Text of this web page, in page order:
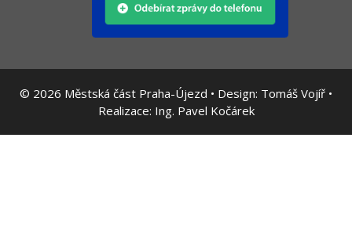
© 2026 Městská část Praha-Újezd • Design: Tomáš Vojíř •
Realizace: Ing. Pavel Kočárek